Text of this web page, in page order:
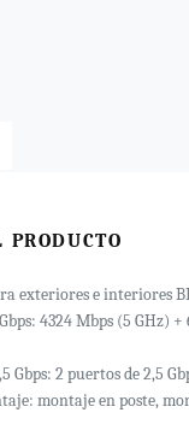
PRODUCTO
exteriores e interiores
4324 Mbps (5 GHz) +
Gbps: 2 puertos de
montaje en poste,